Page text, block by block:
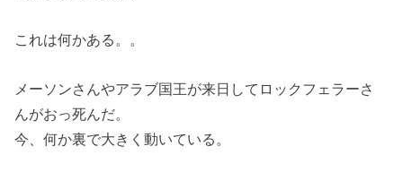
これは何かある。。
メーソンさんやアラブ国王が来日してロックフェラーさ
んがおっ死んだ。
今、何か裏で大きく動いている。